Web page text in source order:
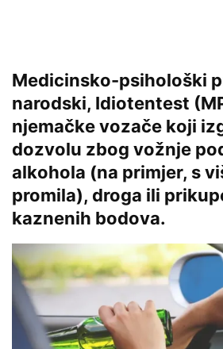
Medicinsko-psihološki
narodski, Idiotentest
njemačke vozače koji
dozvolu zbog vožnje
alkohola (na primjer, s
promila), droga ili
kaznenih bodova.